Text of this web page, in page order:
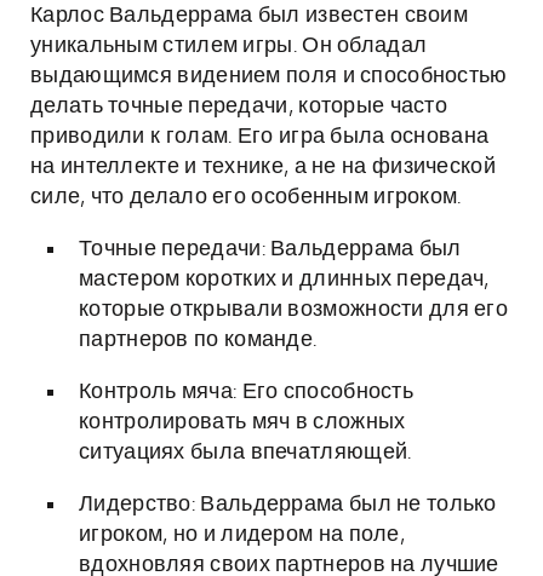
Карлос Вальдеррама был известен своим
уникальным стилем игры. Он обладал
выдающимся видением поля и способностью
делать точные передачи, которые часто
приводили к голам. Его игра была основана
на интеллекте и технике, а не на физической
силе, что делало его особенным игроком.
Точные передачи: Вальдеррама был
мастером коротких и длинных передач,
которые открывали возможности для его
партнеров по команде.
Контроль мяча: Его способность
контролировать мяч в сложных
ситуациях была впечатляющей.
Лидерство: Вальдеррама был не только
игроком, но и лидером на поле,
вдохновляя своих партнеров на лучшие